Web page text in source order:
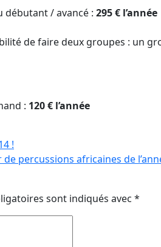
débutant / avancé : 295 € l’année
de faire deux groupes : un
: 120 € l’année
!
percussions africaines de
sont indiqués avec *